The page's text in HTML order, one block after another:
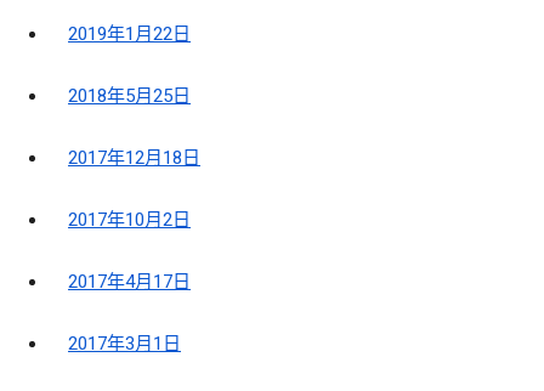
2019年1月22日
2018年5月25日
2017年12月18日
2017年10月2日
2017年4月17日
2017年3月1日